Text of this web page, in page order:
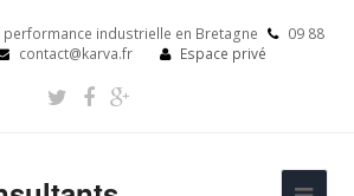
industrielle en Bretagne
09 88
contact@karva.fr Espace privé